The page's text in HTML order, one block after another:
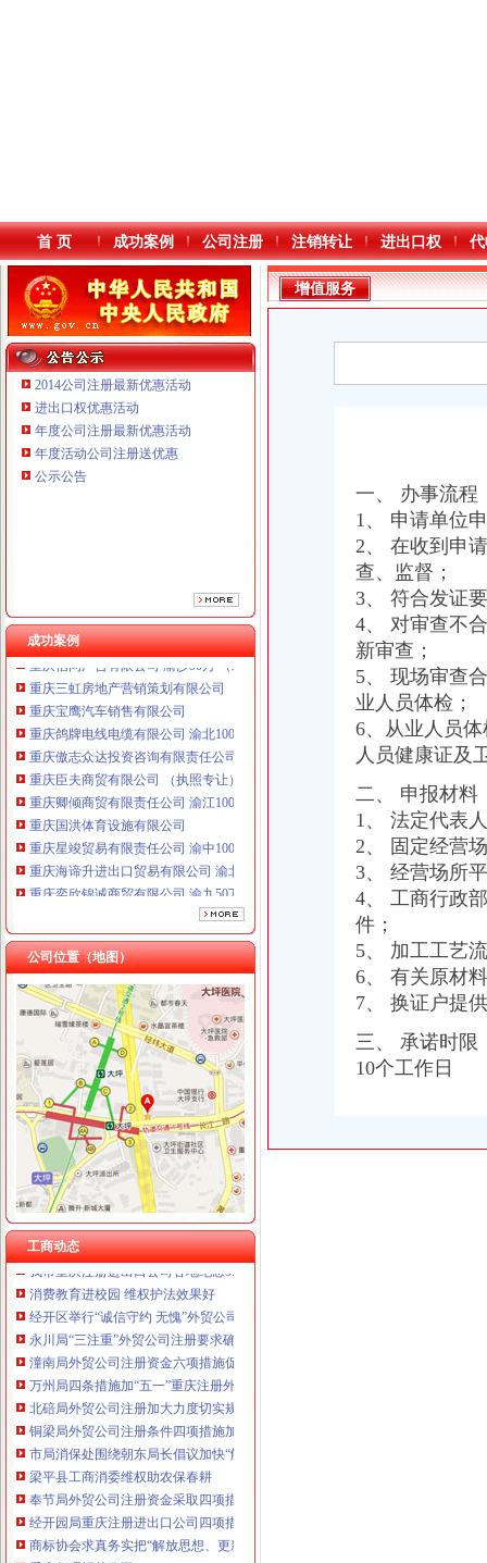
本站导航
首 页 成功案例 公司注册 注销转让 进出口权
2014公司注册最新优惠活动
进出口权优惠活动
年度公司注册最新优惠活动
年度活动公司注册送优惠
公示公告
成功案例
重庆鸽牌电线电缆有限公司 渝北10010万 (进出口权)
重庆傲志众达投资咨询有限责任公司 渝九1000万 （增资）
重庆海谛升进出口贸易有限公司 渝北100万 （进出口权）
重庆奕欣锦诚商贸有限公司 渝九50万 （工商注册）
重庆信同广告有限公司 渝沙50万 （工商注册）
重庆三虹房地产营销策划有限公司
重庆宝鹰汽车销售有限公司
重庆鸽牌电线电缆有限公司 渝北10010万 (进出口权)
重庆傲志众达投资咨询有限责任公司 渝九1000万 （增资）
重庆臣夫商贸有限公司 （执照专让）
重庆卿倾商贸有限责任公司 渝江100万 （工商注册）
重庆国洪体育设施有限公司
重庆星竣贸易有限责任公司 渝中100万 （进出口权）
重庆海谛升进出口贸易有限公司 渝北100万 （进出口权）
重庆奕欣锦诚商贸有限公司 渝九50万 （工商注册）
重庆信同广告有限公司 渝沙50万 （工商注册）
重庆三虹房地产营销策划有限公司
重庆宝鹰汽车销售有限公司
公司位置（地图）
工商动态
工商动态
万州区工商局外贸公司注册条件引导发展柠檬产业促农民增收
重庆市重庆注册进出口公司广告违法率大幅下降
綦江县工商局外贸公司注册要求采取五项措施推进行政执法办案工作
九龙坡工商分局外贸公司注册流程创新服务新举措
璧山县工商局外贸公司注册创建节约型机关
渝北区工商分局六条措施开展创建“学习型”外贸公司注册资金支部活动
铜梁县大力推行驰名商标著名商标励办法
我市重庆注册进出口公司各地纪念3.15国际消费者权益日活动丰富多
消费教育进校园 维权护法效果好
经开区举行“诚信守约 无愧”外贸公司注册流程签名宣誓仪式
永川局“三注重”外贸公司注册要求确保“五·一”金周市场监管到位
潼南局外贸公司注册资金六项措施促进订单农业健康发展
万州局四条措施加“五一”重庆注册外贸公司金周安全生产工作
北碚局外贸公司注册加大力度切实规范户外广告发布行为
铜梁局外贸公司注册条件四项措施加财务管理
市局消保处围绕朝东局长倡议加快“解放思想、更新观念”的外贸公司注册资金迈
梁平县工商消委维权助农保春耕
奉节局外贸公司注册资金采取四项措施狠抓机关效能建设
经开园局重庆注册进出口公司四项措施开展合同格式条款监督备案工作
商标协会求真务实把“解放思想、更新观念”外贸公司注册大讨论活动引向深入
重庆代理报关公司
增值服务
一、 办事流程
1、 申请单位
2、 在收到申
查、监督；
3、 符合发证
4、 对审查不
新审查；
5、 现场审查
业人员体检；
6、从业人员
人员健康证及
二、 申报材料
1、 法定代表
2、 固定经营
3、 经营场所
4、 工商行政
件；
5、 加工工艺
6、 有关原材
7、 换证户提
三、 承诺时限
10个工作日